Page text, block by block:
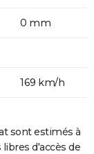
0 mm
169 km/h
sont estimés à
d'accès de